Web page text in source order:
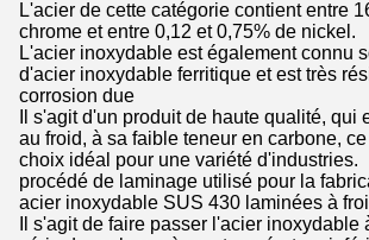
L'acier de cette catégorie contient entre
chrome et entre 0,12 et 0,75% de nickel.
L'acier inoxydable est également connu
d'acier inoxydable ferritique et est très
corrosion due
Il s'agit d'un produit de haute qualité, qui
au froid, à sa faible teneur en carbone,
choix idéal pour une variété d'industries.
procédé de laminage utilisé pour la
acier inoxydable SUS 430 laminées à
Il s'agit de faire passer l'acier inoxydable